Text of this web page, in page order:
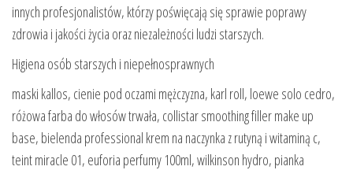
innych profesjonalistów, którzy poświęcają się sprawie poprawy
zdrowia i jakości życia oraz niezależności ludzi starszych.
Higiena osób starszych i niepełnosprawnych
maski kallos, cienie pod oczami mężczyzna, karl roll, loewe solo cedro,
różowa farba do włosów trwała, collistar smoothing filler make up
base, bielenda professional krem na naczynka z rutyną i witaminą c,
teint miracle 01, euforia perfumy 100ml, wilkinson hydro, pianka